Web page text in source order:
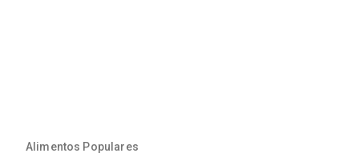
Alimentos Populares